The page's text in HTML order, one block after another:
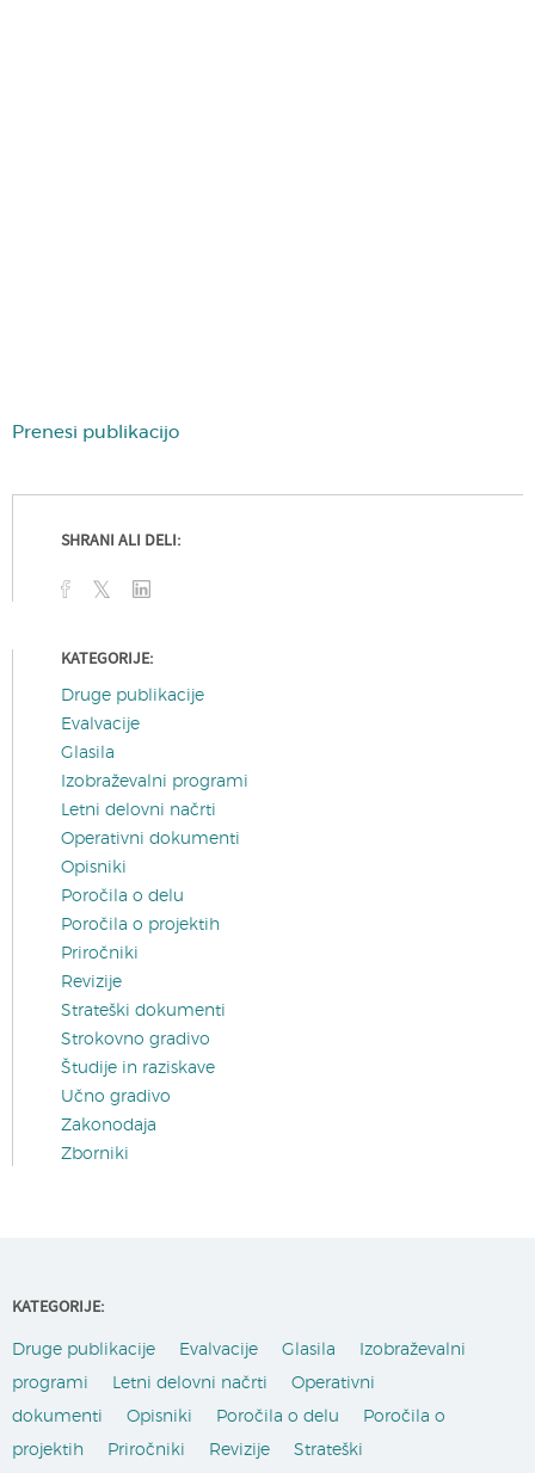
Prenesi publikacijo
SHRANI ALI DELI:
KATEGORIJE:
Druge publikacije
Evalvacije
Glasila
Izobraževalni programi
Letni delovni načrti
Operativni dokumenti
Opisniki
Poročila o delu
Poročila o projektih
Priročniki
Revizije
Strateški dokumenti
Strokovno gradivo
Študije in raziskave
Učno gradivo
Zakonodaja
Zborniki
KATEGORIJE:
Druge publikacije Evalvacije Glasila
Izobraževalni
programi
Letni delovni načrti
Operativni
dokumenti
Opisniki Poročila o delu
Poročila o
projektih
Priročniki Revizije
Strateški